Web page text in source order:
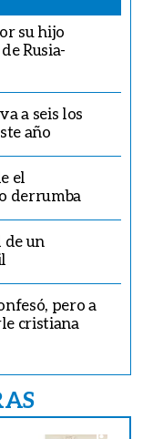
su hijo
Rusia-
a seis los
año
el
derrumba
de un
pero a
cristiana